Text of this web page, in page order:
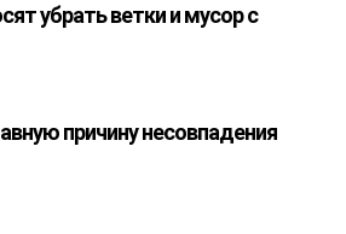
убрать ветки и мусор с
причину несовпадения